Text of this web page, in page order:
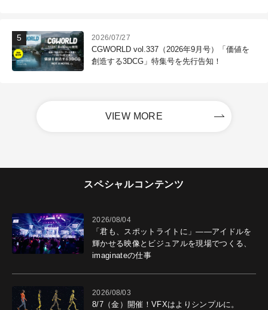
2026/07/27
CGWORLD vol.337（2026年9月号）「価値を
創造する3DCG」特集号を先行告知！
VIEW MORE
スペシャルコンテンツ
2026/08/04
「君も、スポットライトに」――アイドルを
輝かせる映像とビジュアルを現場でつくる、
imaginateの仕事
2026/08/03
8/7（金）開催！VFXはよりシンプルに。